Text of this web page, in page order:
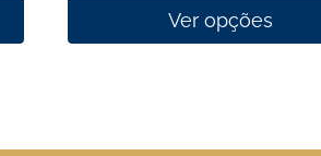
Ver opções
multiple